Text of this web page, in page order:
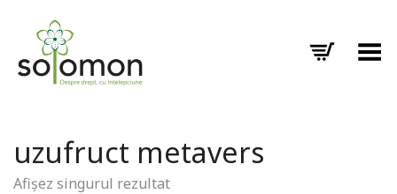
Toggle Menu
uzufruct metavers
Afișez singurul rezultat